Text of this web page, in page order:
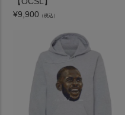
¥9,900 （税込）